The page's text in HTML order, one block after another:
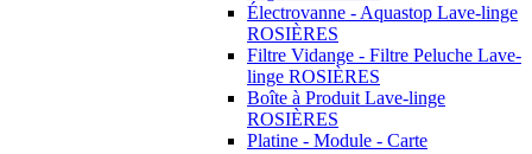
Électrovanne - Aquastop Lave-linge
ROSIÈRES
Filtre Vidange - Filtre Peluche Lave-
linge ROSIÈRES
Boîte à Produit Lave-linge
ROSIÈRES
Platine - Module - Carte